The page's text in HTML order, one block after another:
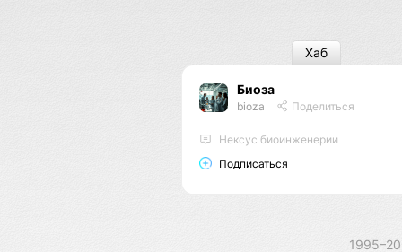
Биоза
bioza Поделиться
Нексус биоинженерии
Подписаться
Хаб